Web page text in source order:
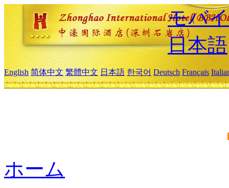
モバ
日本語
English 简体中文 繁體中文 日本語 한국어 Deutsch Français
ホーム